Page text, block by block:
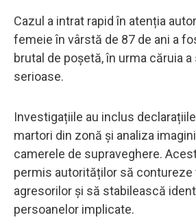
Cazul a intrat rapid în atenția
femeie în vârstă de 87 de ani a
brutal de poșetă, în urma căruia
serioase.
Investigațiile au inclus
martori din zonă și analiza
camerele de supraveghere.
permis autorităților să contureze
agresorilor și să stabilească
persoanelor implicate.